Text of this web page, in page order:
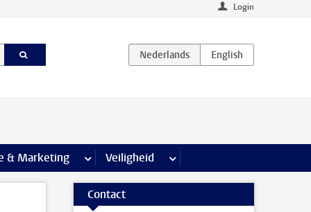
Login
& Marketing meer Communicatie & Marketing pagina’s
Veiligheid meer Veiligheid pagina’s
Contact